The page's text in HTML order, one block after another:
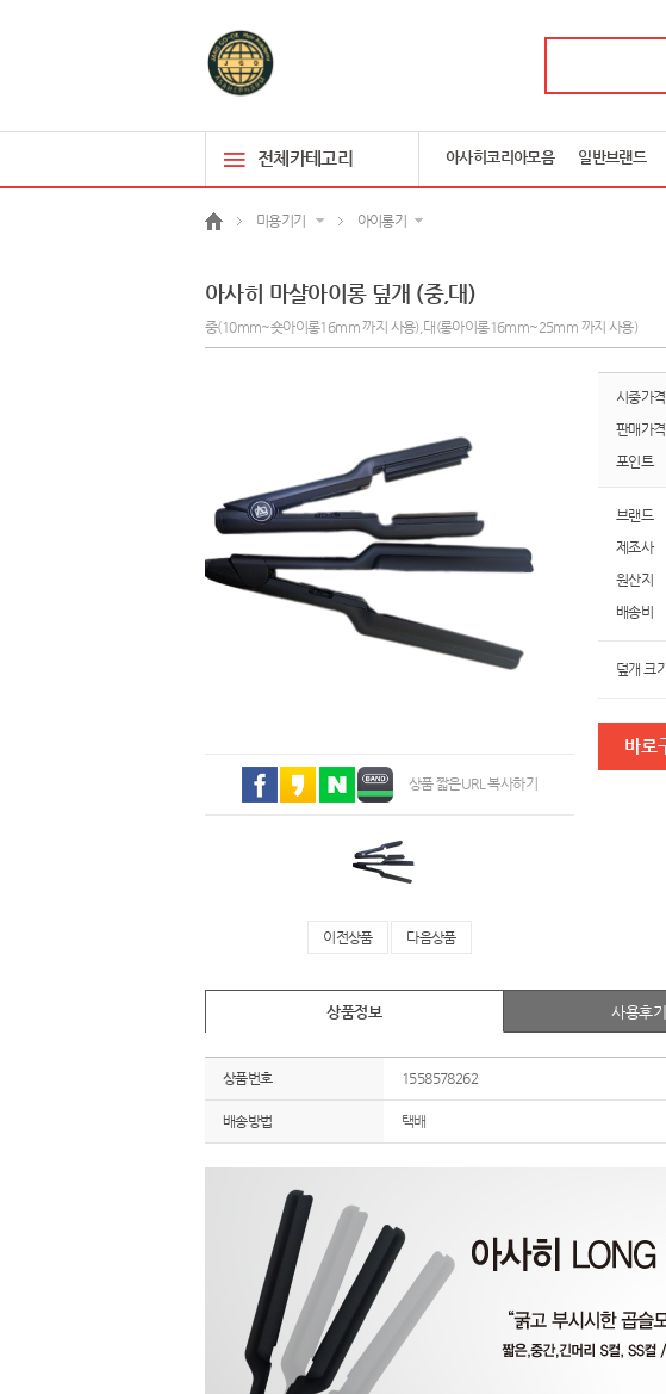
전체카테고리 아사히코리아모음 일반브랜드
미용기기 아이롱기
아사히 마샬아이롱 덮개 (중,대)
중(10mm~숏아이롱16mm 까지 사용),대(롱아이롱16mm~25mm 까지 사용)
상품 짧은URL 복사하기
이전상품 다음상품
시중가격
판매가격
포인트
브랜드
제조사
원산지
배송비
덮개 크
상품정보 사용후기
상품번호 1558578262
배송방법 택배